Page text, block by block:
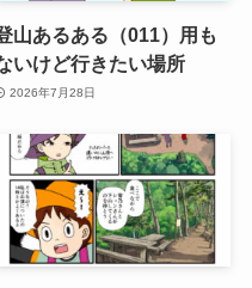
山あるある（011）用も
いけど行きたい場所
2026年7月28日